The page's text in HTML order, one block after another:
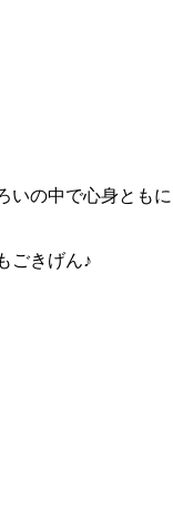
の中で心身ともに
ごきげん♪